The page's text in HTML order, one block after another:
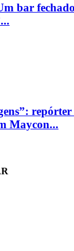
bar
Maycon...